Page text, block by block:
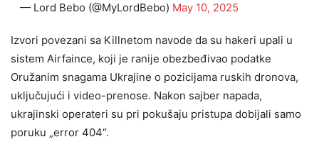
— Lord Bebo (@MyLordBebo) May 10, 2025
Izvori povezani sa Killnetom navode da su hakeri upali u
sistem Airfaince, koji je ranije obezbeđivao podatke
Oružanim snagama Ukrajine o pozicijama ruskih dronova,
uključujući i video-prenose. Nakon sajber napada,
ukrajinski operateri su pri pokušaju pristupa dobijali samo
poruku „error 404“.